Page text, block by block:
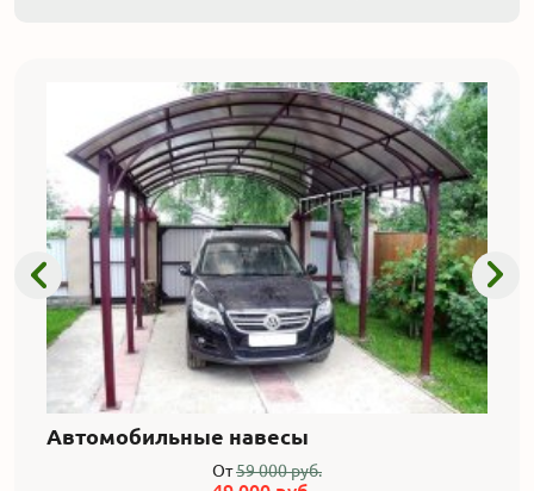
Автомобильные навесы
От59 000 руб.